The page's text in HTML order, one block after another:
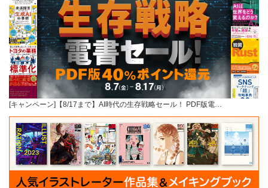
[キャンペーン]【8/17まで】AI時代の生存戦略セール！ PDF版電…